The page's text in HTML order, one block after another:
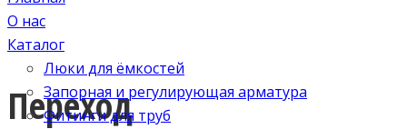
О нас
Каталог
Люки для ёмкостей
Запорная и регулирующая арматура
Фитинги для труб
Переход